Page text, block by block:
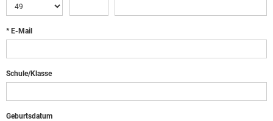
* E-Mail
Schule/Klasse
Geburtsdatum